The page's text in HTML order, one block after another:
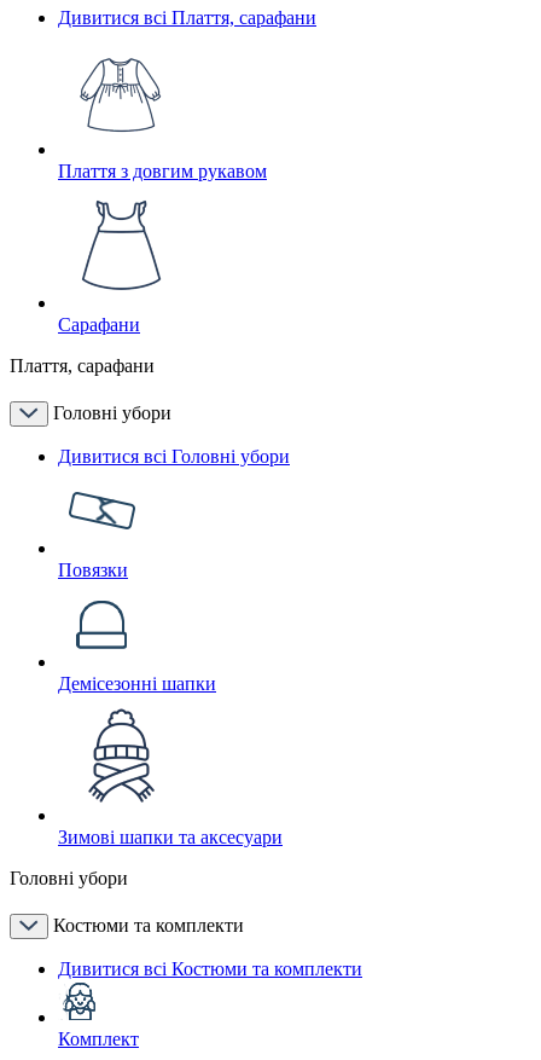
Дивитися всі Плаття, сарафани
Плаття з довгим рукавом
Сарафани
Плаття, сарафани
Головні убори
Дивитися всі Головні убори
Повязки
Демісезонні шапки
Зимові шапки та аксесуари
Головні убори
Костюми та комплекти
Дивитися всі Костюми та комплекти
Комплект